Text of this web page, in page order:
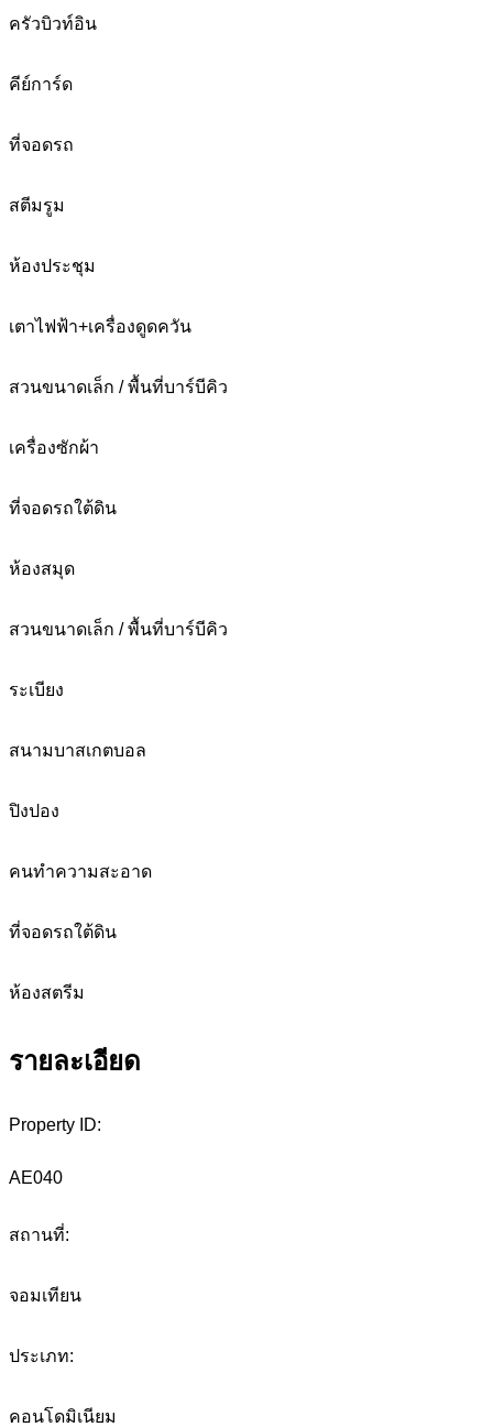
ครัวบิวท์อิน
คีย์การ์ด
ที่จอดรถ
สตีมรูม
ห้องประชุม
เตาไฟฟ้า+เครื่องดูดควัน
สวนขนาดเล็ก / พื้นที่บาร์บีคิว
เครื่องซักผ้า
ที่จอดรถใต้ดิน
ห้องสมุด
สวนขนาดเล็ก / พื้นที่บาร์บีคิว
ระเบียง
สนามบาสเกตบอล
ปิงปอง
คนทำความสะอาด
ที่จอดรถใต้ดิน
ห้องสตรีม
รายละเอียด
Property ID:
AE040
สถานที่:
จอมเทียน
ประเภท:
คอนโดมิเนียม